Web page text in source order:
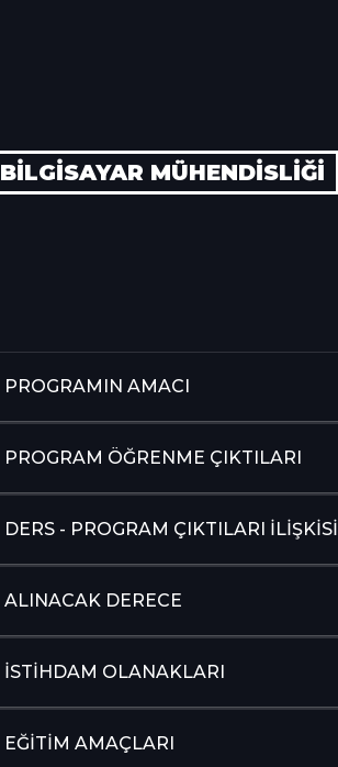
BİLGİSAYAR MÜHENDİSLİĞİ
PROGRAMIN AMACI
PROGRAM ÖĞRENME ÇIKTILARI
DERS - PROGRAM ÇIKTILARI İLİŞKİSİ
ALINACAK DERECE
İSTİHDAM OLANAKLARI
EĞİTİM AMAÇLARI